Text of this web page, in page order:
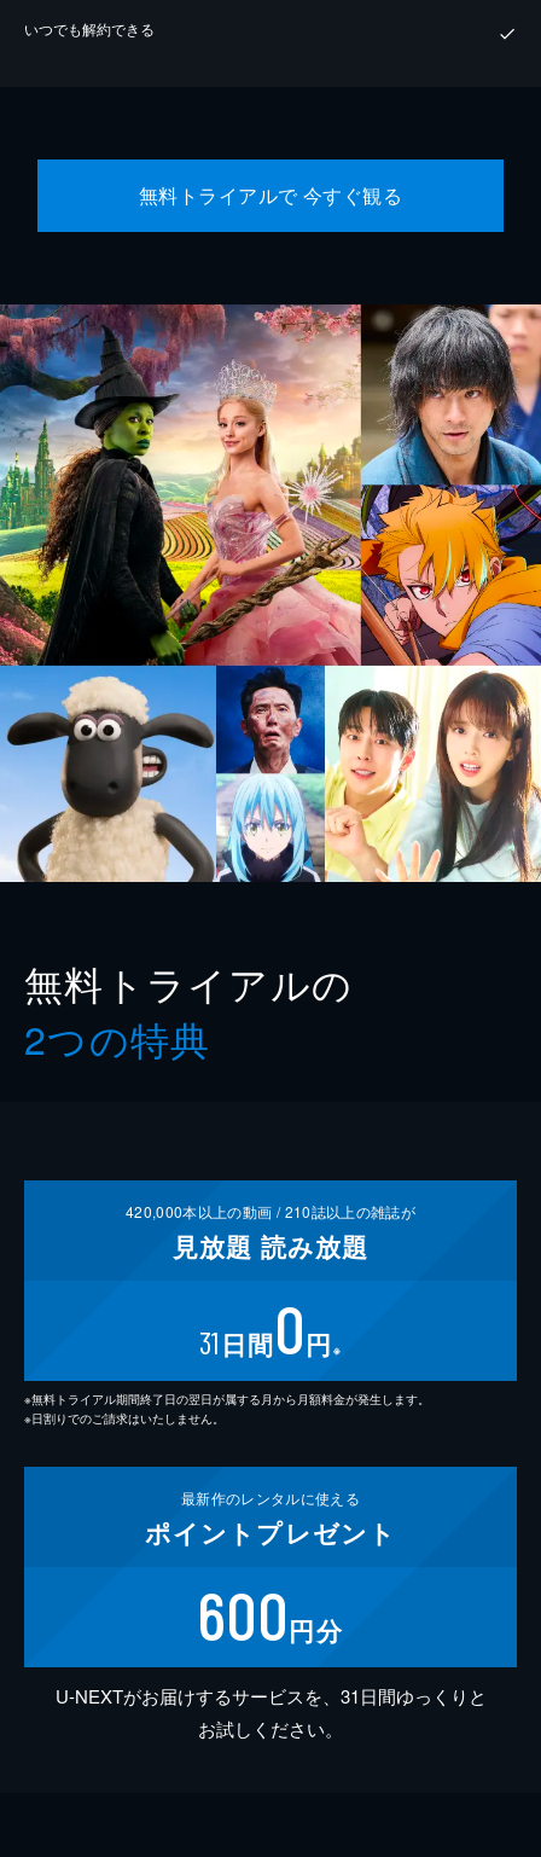
いつでも解約できる
無料トライアルで 今すぐ観る
無料トライアルの
2つの特典
420,000本以上の動画 /210誌以上の雑誌が
見放題 読み放題
31 日間0円 ※
※無料トライアル期間終了日の翌日が属する月から月額料金が発生します。
※日割りでのご請求はいたしません。
最新作のレンタルに使える
ポイント プレゼント
600円分
U-NEXTがお届けするサービスを、31日間ゆっくりと
お試しください。